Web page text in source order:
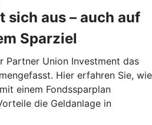
sich aus – auch auf
Sparziel
Partner Union Investment das
Hier erfahren Sie, wie
einem Fondssparplan
die Geldanlage in